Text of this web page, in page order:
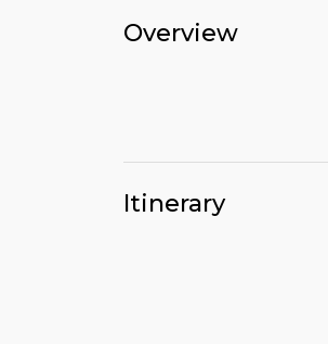
Overview
Itinerary